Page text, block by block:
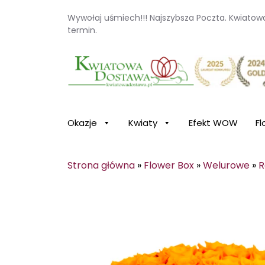
Wywołaj uśmiech!!! Najszybsza Poczta.
termin.
Kwiaciarnia internetowa Kwiatowa
Okazje Kwiaty Efekt WOW
Strona główna » Flower Box »Welurowe »